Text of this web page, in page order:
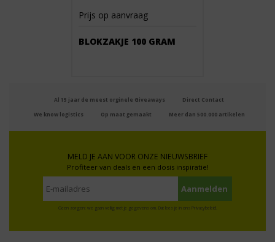
Prijs op aanvraag
BLOKZAKJE 100 GRAM
Al 15 jaar de meest orginele Giveaways Direct Contact
We know logistics Op maat gemaakt Meer dan 500.000 artikelen
MELD JE AAN VOOR ONZE NIEUWSBRIEF
Profiteer van deals en een dosis inspiratie!
Geen zorgen: we gaan veilig met je gegevens om. Dat lees je in ons Privacybeleid.